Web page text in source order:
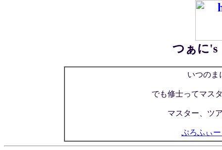
つぁに's
いつのま
でも修士ってマス
マスター、ツ
ぷろふぃ